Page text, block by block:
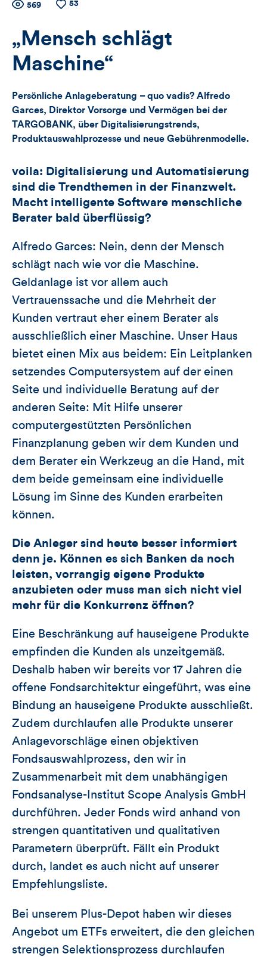
Zähler
für
Views,
Likes
und
Kommentare
dieses
Artikels
Anzahl
Views
569
Anzahl
53
„Mensch schlägt
Maschine“
Persönliche Anlageberatung – quo vadis? Alfredo
Garces, Direktor Vorsorge und Vermögen bei der
TARGOBANK, über Digitalisierungstrends,
Produktauswahlprozesse und neue Gebührenmodelle.
voila: Digitalisierung und Automatisierung
sind die Trendthemen in der Finanzwelt.
Macht intelligente Software menschliche
Berater bald überflüssig?
Alfredo Garces: Nein, denn der Mensch
schlägt nach wie vor die Maschine.
Geldanlage ist vor allem auch
Vertrauenssache und die Mehrheit der
Kunden vertraut eher einem Berater als
ausschließlich einer Maschine. Unser Haus
bietet einen Mix aus beidem: Ein Leitplanken
setzendes Computersystem auf der einen
Seite und individuelle Beratung auf der
anderen Seite: Mit Hilfe unserer
computergestützten Persönlichen
Finanzplanung geben wir dem Kunden und
dem Berater ein Werkzeug an die Hand, mit
dem beide gemeinsam eine individuelle
Lösung im Sinne des Kunden erarbeiten
können.
Die Anleger sind heute besser informiert
denn je. Können es sich Banken da noch
leisten, vorrangig eigene Produkte
anzubieten oder muss man sich nicht viel
mehr für die Konkurrenz öffnen?
Eine Beschränkung auf hauseigene Produkte
empfinden die Kunden als unzeitgemäß.
Deshalb haben wir bereits vor 17 Jahren die
offene Fondsarchitektur eingeführt, was eine
Bindung an hauseigene Produkte ausschließt.
Zudem durchlaufen alle Produkte unserer
Anlagevorschläge einen objektiven
Fondsauswahlprozess, den wir in
Zusammenarbeit mit dem unabhängigen
Fondsanalyse-Institut Scope Analysis GmbH
durchführen. Jeder Fonds wird anhand von
strengen quantitativen und qualitativen
Parametern überprüft. Fällt ein Produkt
durch, landet es auch nicht auf unserer
Empfehlungsliste.
Bei unserem Plus-Depot haben wir dieses
Angebot um ETFs erweitert, die den gleichen
strengen Selektionsprozess durchlaufen